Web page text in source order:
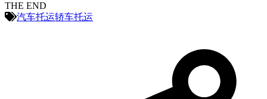
THE END
汽车托运轿车托运